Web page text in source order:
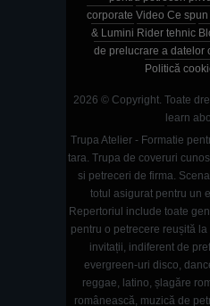
corporate Video Ce
& Lumini Rider tehnic
de prelucrare a datelor
Politică
2026 © Copyright. Toate
learn
Trupa Atelier - Formatie
tara. Trupa de coveruri
si petreceri de firma.
totul asigurat pentru un
Repertoriul include toate
pentru o petrecere reușită
invitații, indiferent de
evergreen-uri disco,
reggae, latino, șlagăre
românească, muzică de